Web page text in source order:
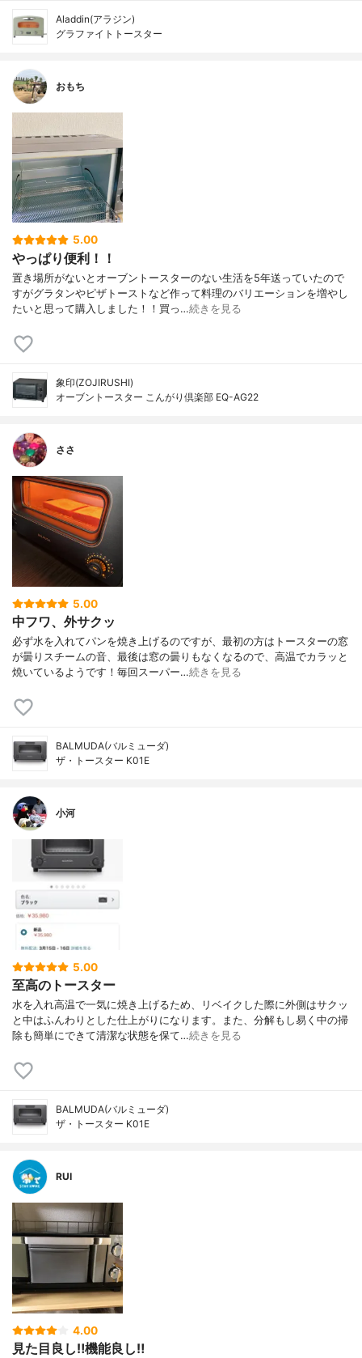
Aladdin(アラジン)
グラファイトトースター
おもち
5.00
やっぱり便利！！
置き場所がないとオーブントースターのない生活を5年送っていたので
すがグラタンやピザトーストなど作って料理のバリエーションを増やし
たいと思って購入しました！！買っ…続きを見る
象印(ZOJIRUSHI)
オーブントースター こんがり倶楽部 EQ-AG22
ささ
5.00
中フワ、外サクッ
必ず水を入れてパンを焼き上げるのですが、最初の方はトースターの窓
が曇りスチームの音、最後は窓の曇りもなくなるので、高温でカラッと
焼いているようです！毎回スーパー…続きを見る
BALMUDA(バルミューダ)
ザ・トースター K01E
小河
5.00
至高のトースター
水を入れ高温で一気に焼き上げるため、リベイクした際に外側はサクッ
と中はふんわりとした仕上がりになります。また、分解もし易く中の掃
除も簡単にできて清潔な状態を保て…続きを見る
BALMUDA(バルミューダ)
ザ・トースター K01E
RUI
4.00
見た目良し‼️機能良し‼️